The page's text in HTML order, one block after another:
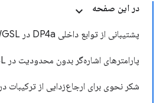
در این صفحه
پشتیبانی از توابع داخلی DP4a در WGSL
پارامترهای اشاره‌گر بدون محدودیت در WGSL
شکر نحوی برای ارجاع‌زدایی از ترکیبات در WGSL